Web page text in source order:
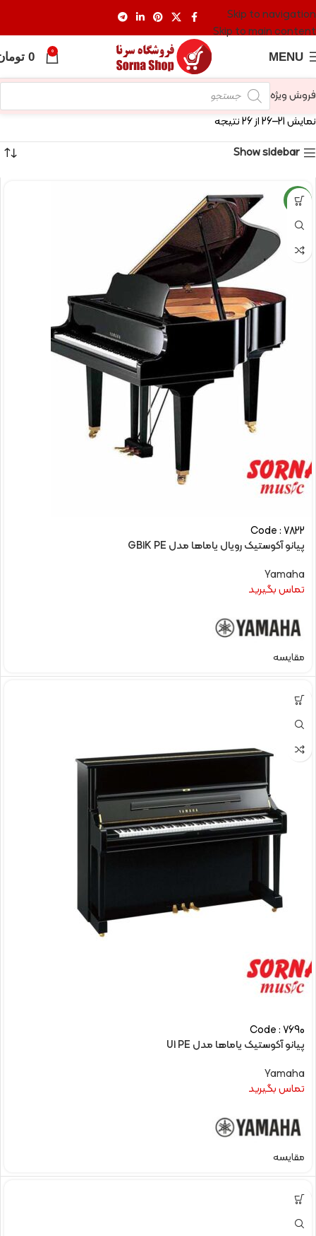
Skip to navigation
Skip to main content
MENU
0
0
فروش ویژه
نمایش 21–26 از 26 نتیجه
Show sidebar
NEW
Code : 7822
پیانو آکوستیک رویال یاماها مدل GB1K PE
Yamaha
تماس بگیرید
مقایسه
Code : 7690
پیانو آکوستیک یاماها مدل U1 PE
Yamaha
تماس بگیرید
مقایسه